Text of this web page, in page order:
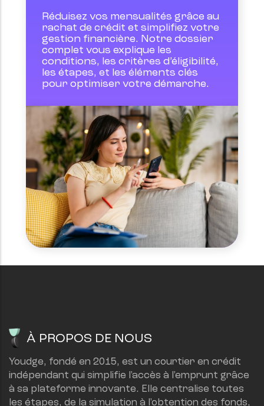
Réduisez vos mensualités grâce au
rachat de crédit et simplifiez votre
gestion financière. Notre dossier
complet vous explique les
conditions, les critères d’éligibilité,
les étapes, et les éléments clés
pour optimiser votre démarche.
À PROPOS DE NOUS
Youdge, fondé en 2015, est un courtier en crédit
indépendant qui simplifie l'accès à l'emprunt grâce
à sa plateforme innovante. Elle centralise toutes
les étapes, de la simulation à l'obtention des fonds,